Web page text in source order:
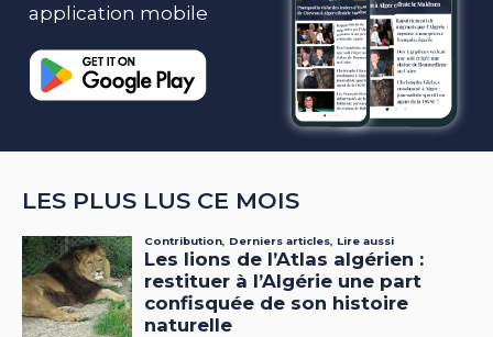
application mobile
LES PLUS LUS CE MOIS